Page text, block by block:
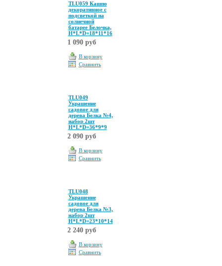
TLU059 Кашпо
декоративное с
подсветкой на
солнечной
батарее Белочка,
Н*L*D=18*11*16
1 090 руб
В корзину
Сравнить
TLU049
Украшение
садовое для
дерева Белка №4,
набор 2шт
Н*L*D=36*9*9
2 090 руб
В корзину
Сравнить
TLU048
Украшение
садовое для
дерева Белка №3,
набор 2шт
Н*L*D=23*10*14
2 240 руб
В корзину
Сравнить